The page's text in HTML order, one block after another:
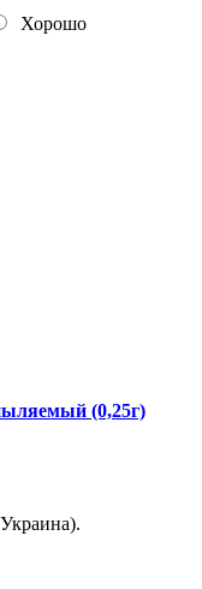
Хорошо
(0,25г)